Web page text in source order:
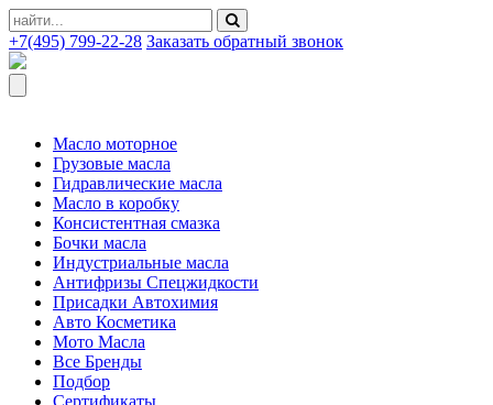
+7(495) 799-22-28 Заказать обратный звонок
Масло моторное
Грузовые масла
Гидравлические масла
Масло в коробку
Консистентная смазка
Бочки масла
Индустриальные масла
Антифризы Спецжидкости
Присадки Автохимия
Авто Косметика
Мото Масла
Все Бренды
Подбор
Сертификаты